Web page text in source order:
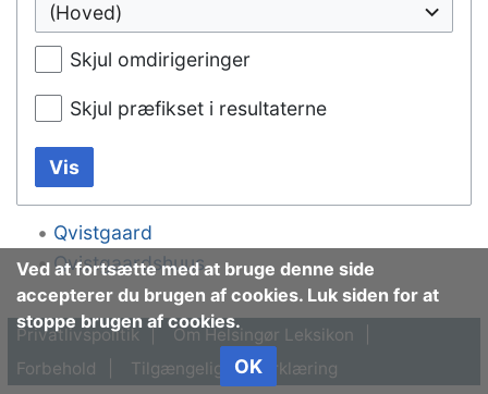
(Hoved)
Skjul omdirigeringer
Skjul præfikset i resultaterne
Vis
Qvistgaard
Qvistgaardshuus
Ved at fortsætte med at bruge denne side
accepterer du brugen af cookies. Luk siden for at
stoppe brugen af cookies.
OK
Privatlivspolitik
Om Helsingør Leksikon
Forbehold
Tilgængelighedserklæring